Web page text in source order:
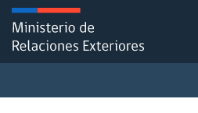
Click acá para ir directamente al